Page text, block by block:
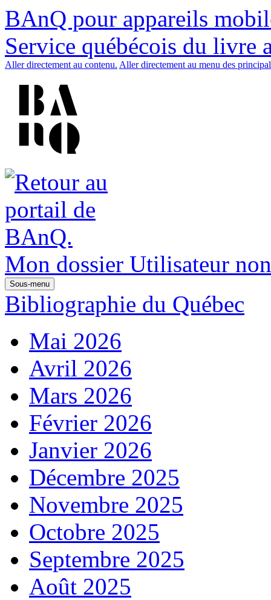
BAnQ pour appareils
Service québécois du livre
Aller directement au contenu. Aller directement au menu des
Mon dossier Utilisateur
Sous-menu
Bibliographie du Québec
Mai 2026
Avril 2026
Mars 2026
Février 2026
Janvier 2026
Décembre 2025
Novembre 2025
Octobre 2025
Septembre 2025
Août 2025